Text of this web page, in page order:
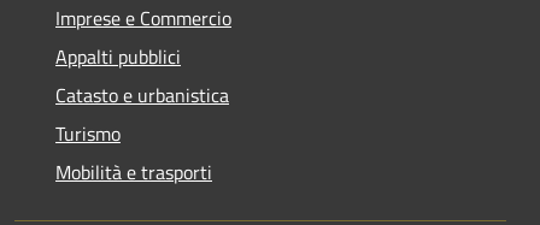
Imprese e Commercio
Appalti pubblici
Catasto e urbanistica
Turismo
Mobilità e trasporti